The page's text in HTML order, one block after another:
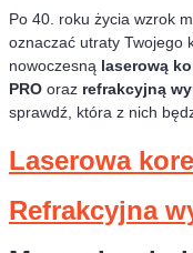
Po 40. roku życia wzrok
oznaczać utraty Twojego
nowoczesną laserową
PRO oraz refrakcyjną
sprawdź, która z nich
Laserowa
Refrakcyjna